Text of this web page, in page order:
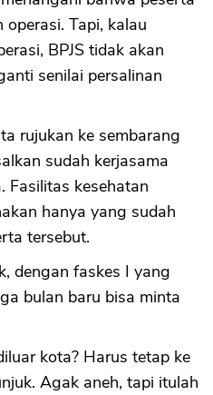
Tapi, kalau
BPJS tidak akan
senilai persalinan
rujukan ke sembarang
sudah kerjasama
Fasilitas kesehatan
hanya yang sudah
tersebut.
dengan faskes I yang
bulan baru bisa minta
kota? Harus tetap ke
Agak aneh, tapi itulah